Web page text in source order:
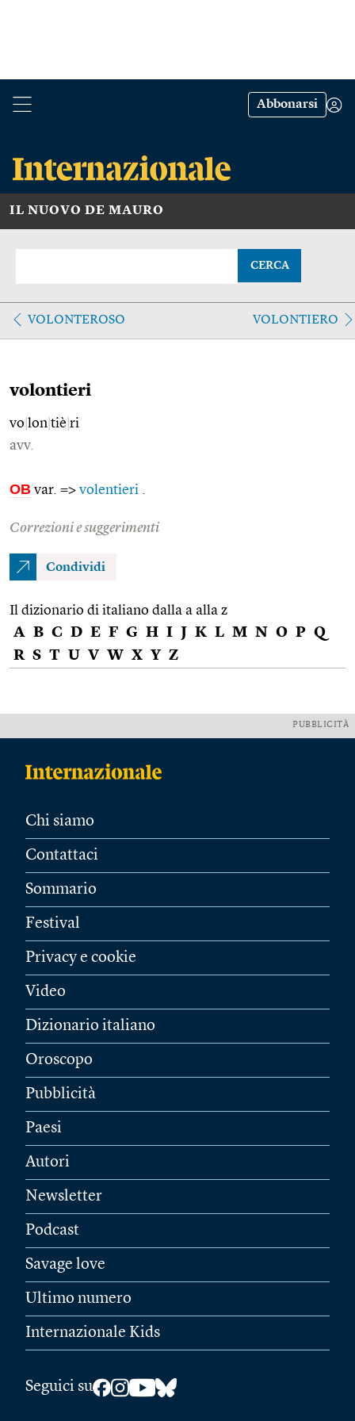
Abbonarsi
IL NUOVO DE MAURO
CERCA
VOLONTEROSO VOLONTIERO
volontieri
vo lon tiè ri
avv.
OB var. => volentieri
Correzioni e suggerimenti
Condividi
Il dizionario di italiano dalla a alla z
A B C D E F G H I J K L M N O P Q
R S T U V W X Y Z
PUBBLICITÀ
Chi siamo
Contattaci
Sommario
Festival
Privacy e cookie
Video
Dizionario italiano
Oroscopo
Pubblicità
Paesi
Autori
Newsletter
Podcast
Savage love
Ultimo numero
Internazionale Kids
Seguici su